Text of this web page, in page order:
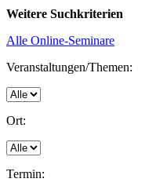
Weitere Suchkriterien
Alle Online-Seminare
Veranstaltungen/Themen:
Ort:
Termin: